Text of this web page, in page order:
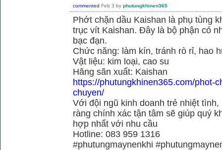
commented Feb 3 by phutungkhinen365
Phớt chặn dầu Kaishan là phụ tùng
trục vít Kaishan. Đây là bộ phận có
bạc đạn.
Chức năng: làm kín, tránh rò rỉ, hao
Vật liệu: kim loại, cao su
Hãng sãn xuất: Kaishan
https://phutungkhinen365.com/phot-
chuyen/
Với đội ngũ kinh doanh trẻ nhiệt
ràng chính xác tận tâm sẽ giúp quý
hợp nhất với nhu cầu
Hotline: 083 959 1316
#phutungmaynenkhi